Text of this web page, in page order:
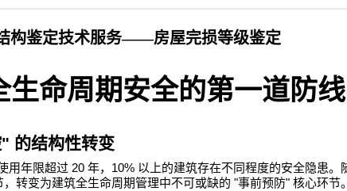
构鉴定技术服务——房屋完损等级鉴定
生命周期安全的第一道防线
" 的结构性转变
用年限超过 20 年， 10% 以上的建筑存在不同程度的安全隐患
，转变为建筑全生命周期管理中不可或缺的 "事前预防" 核心环节。